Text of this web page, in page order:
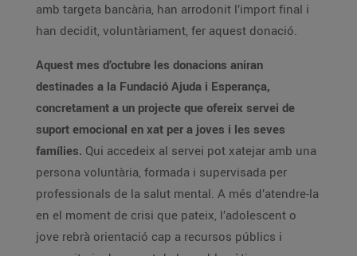
amb targeta bancària, han arrodonit l’import final i
han decidit, voluntàriament, fer aquest donació.
Aquest mes d’octubre les donacions aniran
destinades a la Fundació Ajuda i Esperança,
concretament a un projecte que ofereix servei de
suport emocional en xat per a joves i les seves
famílies. Qui accedeix al servei pot xatejar amb una
persona voluntària, formada i supervisada per
professionals de la salut mental. A més d’atendre-la
en el moment de crisi que pateix, l’adolescent o
jove rebrà orientació cap a recursos públics i